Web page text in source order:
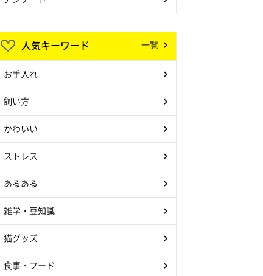
人気キーワード 一覧
お手入れ
飼い方
かわいい
ストレス
あるある
雑学・豆知識
猫グッズ
食事・フード